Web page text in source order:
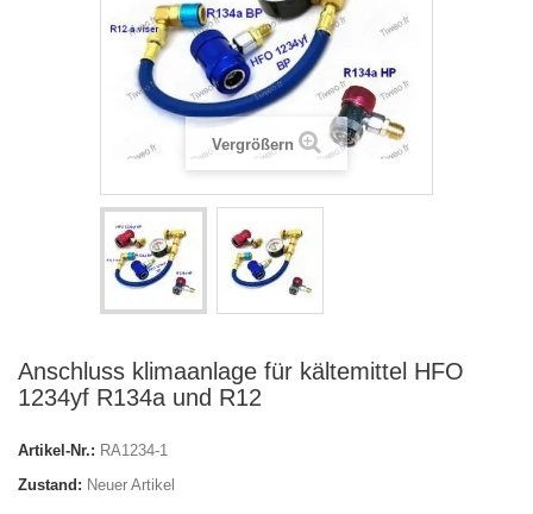
Vergrößern
Anschluss klimaanlage für kältemittel HFO
1234yf R134a und R12
Artikel-Nr.: RA1234-1
Zustand: Neuer Artikel